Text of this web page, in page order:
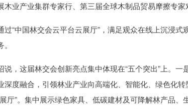
木业产业集群专家行、第三届全球木制品贸易摩擦专家
过“中国林交会云平台云展厅”，满足观众在线上沉浸
说，这届林交会创新亮点集中体现在“五个突出”上。
深度融合，引领林业产业向高端化、智能化、绿色化
厅”。集中展示绿色家具、低碳建材及可降解林产品